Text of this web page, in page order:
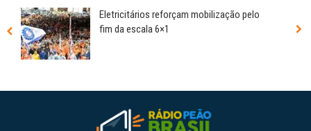
Eletricitários reforçam mobilização pelo
fim da escala 6×1